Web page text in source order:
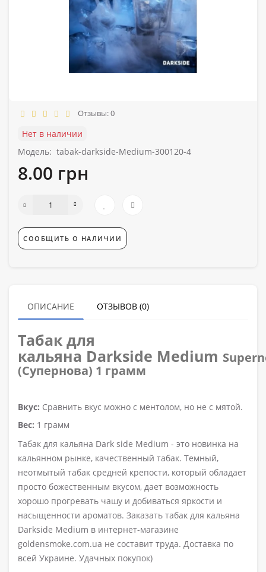
Отзывы: 0
Нет в наличии
Модель: tabak-darkside-Medium-300120-4
8.00 грн
СООБЩИТЬ О НАЛИЧИИ
ОПИСАНИЕ ОТЗЫВОВ (0)
Табак для
кальяна Darkside Medium
(Супернова) 1 грамм
Вкус: Сравнить вкус можно с ментолом, но не с мятой.
Вес: 1 грамм
Табак для кальяна Dark side Medium - это новинка на
кальянном рынке, качественный табак. Темный,
неотмытый табак средней крепости, который обладает
просто божественным вкусом, дает возможность
хорошо прогревать чашу и добиваться яркости и
насыщенности ароматов. Заказать табак для кальяна
Darkside Medium в интернет-магазине
goldensmoke.com.ua не составит труда. Доставка по
всей Украине. Удачных покупок)